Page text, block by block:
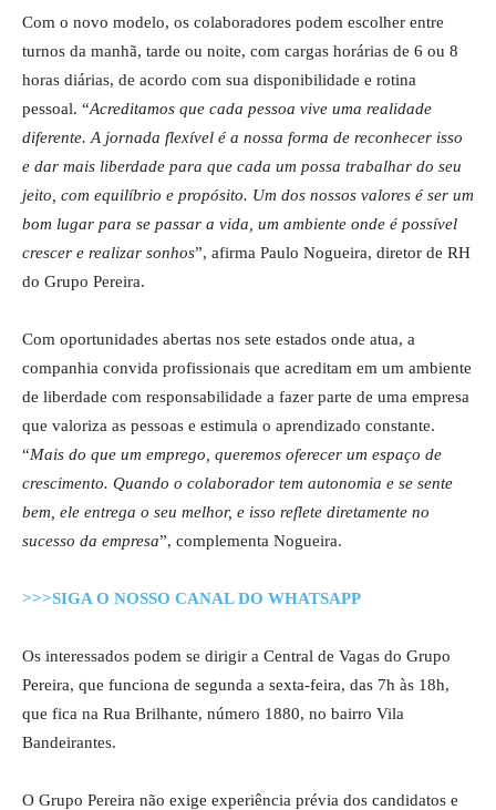
Com o novo modelo, os colaboradores podem escolher entre
turnos da manhã, tarde ou noite, com cargas horárias de 6 ou 8
horas diárias, de acordo com sua disponibilidade e rotina
pessoal. “Acreditamos que cada pessoa vive uma realidade
diferente. A jornada flexível é a nossa forma de reconhecer isso
e dar mais liberdade para que cada um possa trabalhar do seu
jeito, com equilíbrio e propósito. Um dos nossos valores é ser um
bom lugar para se passar a vida, um ambiente onde é possível
crescer e realizar sonhos”, afirma Paulo Nogueira, diretor de RH
do Grupo Pereira.
Com oportunidades abertas nos sete estados onde atua, a
companhia convida profissionais que acreditam em um ambiente
de liberdade com responsabilidade a fazer parte de uma empresa
que valoriza as pessoas e estimula o aprendizado constante.
“Mais do que um emprego, queremos oferecer um espaço de
crescimento. Quando o colaborador tem autonomia e se sente
bem, ele entrega o seu melhor, e isso reflete diretamente no
sucesso da empresa”, complementa Nogueira.
>>>SIGA O NOSSO CANAL DO WHATSAPP
Os interessados podem se dirigir a Central de Vagas do Grupo
Pereira, que funciona de segunda a sexta-feira, das 7h às 18h,
que fica na Rua Brilhante, número 1880, no bairro Vila
Bandeirantes.
O Grupo Pereira não exige experiência prévia dos candidatos e